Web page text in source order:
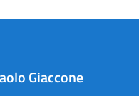
Giaccone